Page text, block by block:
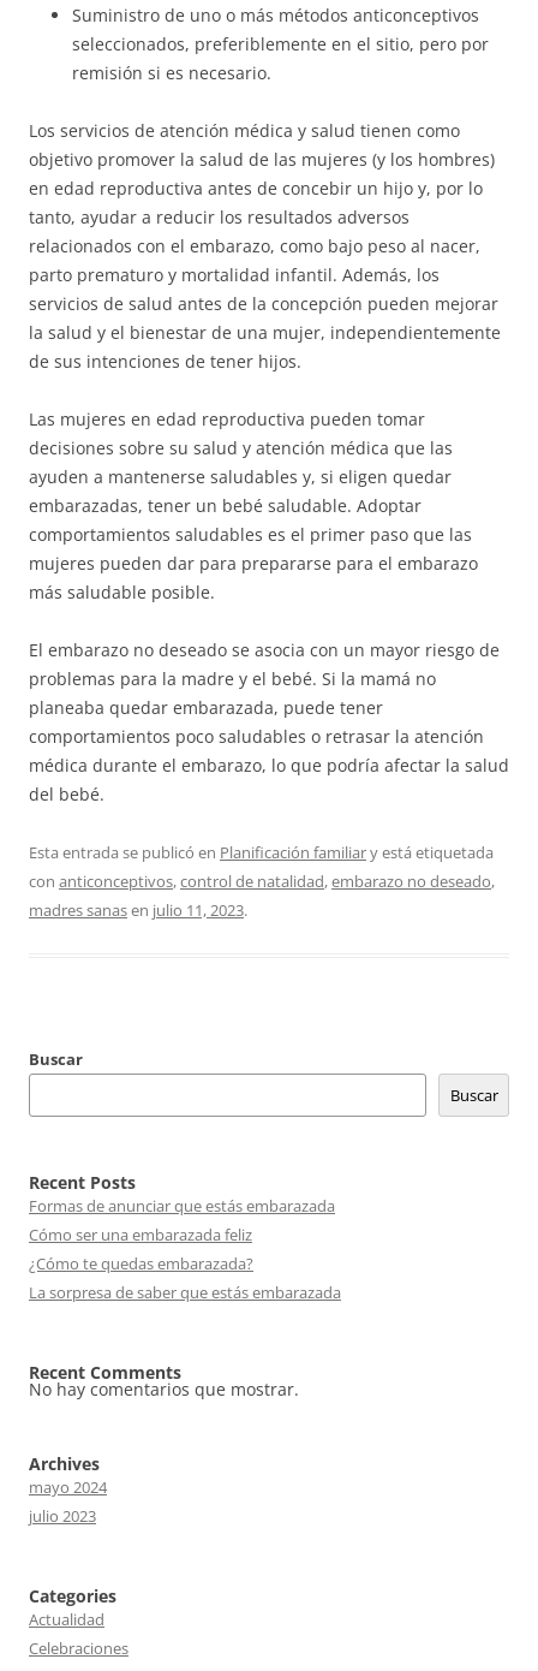
Suministro de uno o más métodos anticonceptivos
seleccionados, preferiblemente en el sitio, pero por
remisión si es necesario.
Los servicios de atención médica y salud tienen como
objetivo promover la salud de las mujeres (y los hombres)
en edad reproductiva antes de concebir un hijo y, por lo
tanto, ayudar a reducir los resultados adversos
relacionados con el embarazo, como bajo peso al nacer,
parto prematuro y mortalidad infantil. Además, los
servicios de salud antes de la concepción pueden mejorar
la salud y el bienestar de una mujer, independientemente
de sus intenciones de tener hijos.
Las mujeres en edad reproductiva pueden tomar
decisiones sobre su salud y atención médica que las
ayuden a mantenerse saludables y, si eligen quedar
embarazadas, tener un bebé saludable. Adoptar
comportamientos saludables es el primer paso que las
mujeres pueden dar para prepararse para el embarazo
más saludable posible.
El embarazo no deseado se asocia con un mayor riesgo de
problemas para la madre y el bebé. Si la mamá no
planeaba quedar embarazada, puede tener
comportamientos poco saludables o retrasar la atención
médica durante el embarazo, lo que podría afectar la salud
del bebé.
Esta entrada se publicó en Planificación familiary está etiquetada
con anticonceptivos,control de natalidad,embarazo no deseado,
madres sanasen julio 11, 2023.
Buscar
Buscar
Recent Posts
Formas de anunciar que estás embarazada
Cómo ser una embarazada feliz
¿Cómo te quedas embarazada?
La sorpresa de saber que estás embarazada
Recent Comments
No hay comentarios que mostrar.
Archives
mayo 2024
julio 2023
Categories
Actualidad
Celebraciones